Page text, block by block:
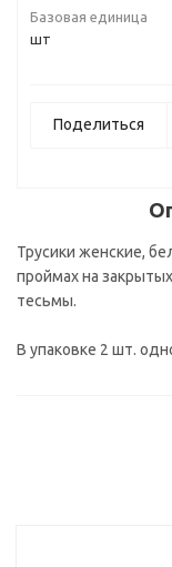
Базовая единица
шт
Поделиться
Трусики женские,
проймах на
тесьмы.
В упаковке 2 шт.